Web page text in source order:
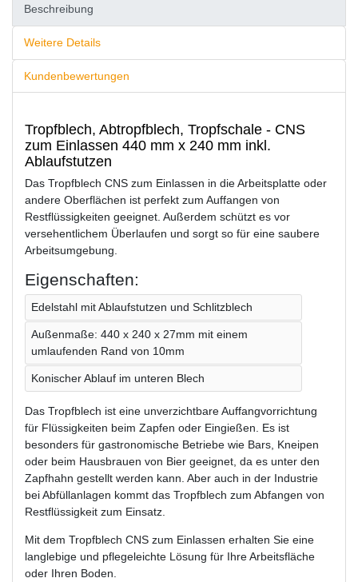
Beschreibung
Weitere Details
Kundenbewertungen
Tropfblech, Abtropfblech, Tropfschale - CNS
zum Einlassen 440 mm x 240 mm inkl.
Ablaufstutzen
Das Tropfblech CNS zum Einlassen in die Arbeitsplatte oder
andere Oberflächen ist perfekt zum Auffangen von
Restflüssigkeiten geeignet. Außerdem schützt es vor
versehentlichem Überlaufen und sorgt so für eine saubere
Arbeitsumgebung.
Eigenschaften:
Edelstahl mit Ablaufstutzen und Schlitzblech
Außenmaße: 440 x 240 x 27mm mit einem
umlaufenden Rand von 10mm
Konischer Ablauf im unteren Blech
Das Tropfblech ist eine unverzichtbare Auffangvorrichtung
für Flüssigkeiten beim Zapfen oder Eingießen. Es ist
besonders für gastronomische Betriebe wie Bars, Kneipen
oder beim Hausbrauen von Bier geeignet, da es unter den
Zapfhahn gestellt werden kann. Aber auch in der Industrie
bei Abfüllanlagen kommt das Tropfblech zum Abfangen von
Restflüssigkeit zum Einsatz.
Mit dem Tropfblech CNS zum Einlassen erhalten Sie eine
langlebige und pflegeleichte Lösung für Ihre Arbeitsfläche
oder Ihren Boden.